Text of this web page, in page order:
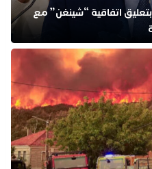
اتفاقية “شينغن” مع